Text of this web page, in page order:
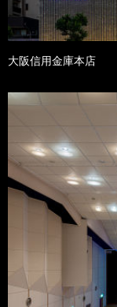
大阪信用金庫本店